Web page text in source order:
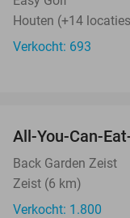
Houten (+14
Verkocht: 693
All-You-Can-
Back Garden Zeist
Zeist (6 km)
Verkocht: 1.800